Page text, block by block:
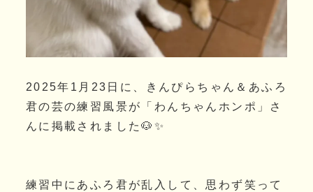
2025年1月23日に、きんぴらちゃん＆あふろ
君の芸の練習風景が「わんちゃんホンポ」さ
んに掲載されました🐶✨
練習中にあふろ君が乱入して、思わず笑って